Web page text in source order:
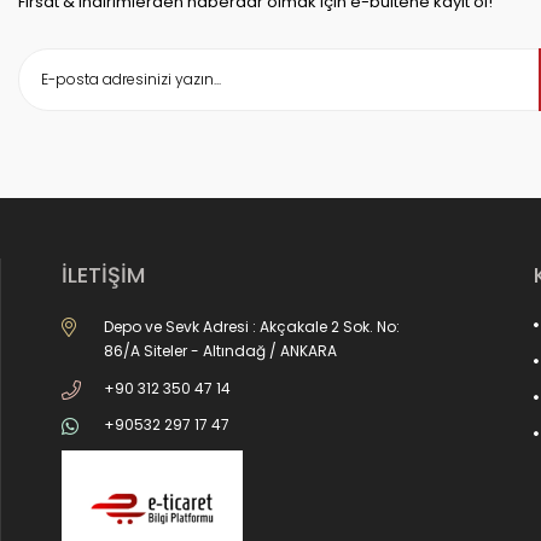
İLETİŞİM
Depo ve Sevk Adresi : Akçakale 2 Sok. No:
86/A Siteler - Altındağ / ANKARA
+90 312 350 47 14
+90532 297 17 47